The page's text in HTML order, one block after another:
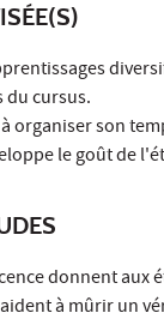
cursus.
organiser son
le goût de
donnent
à mûrir un